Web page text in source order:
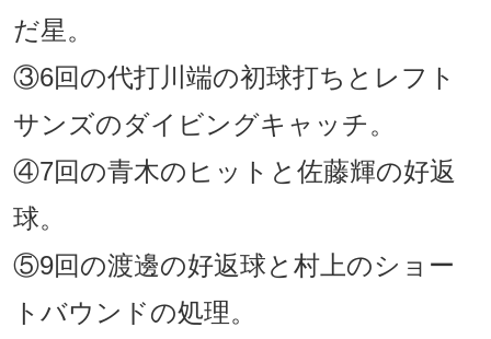
だ星。
③6回の代打川端の初球打ちとレフト
サンズのダイビングキャッチ。
④7回の青木のヒットと佐藤輝の好返
球。
⑤9回の渡邊の好返球と村上のショー
トバウンドの処理。